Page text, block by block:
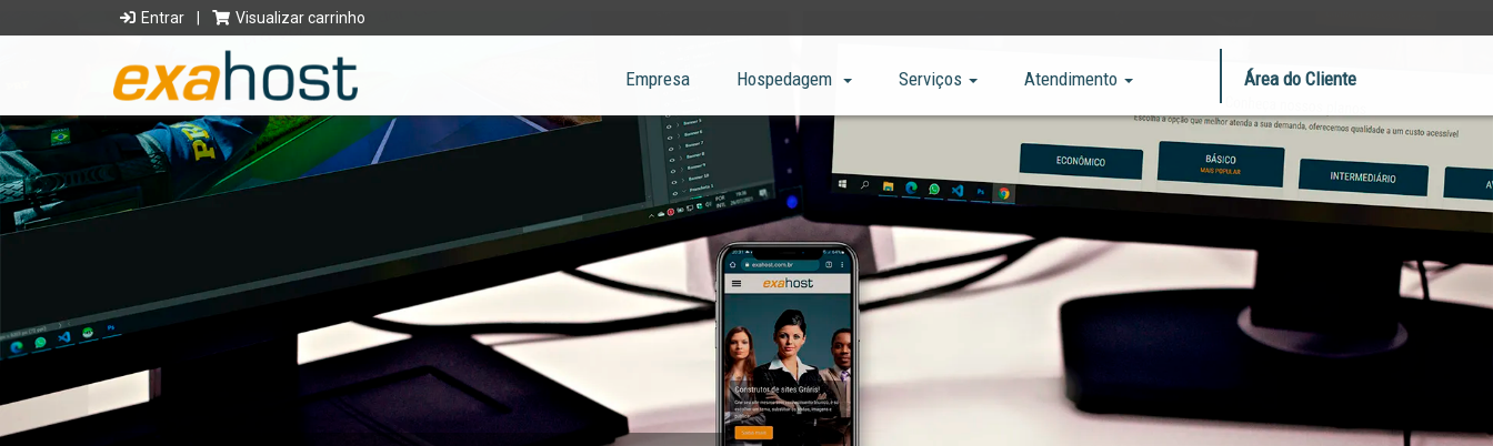
Entrar Visualizar carrinho
Empresa Hospedagem Serviços Atendimento Área do Cliente